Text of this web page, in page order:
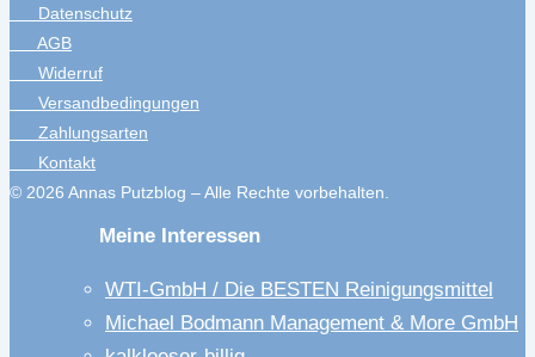
Datenschutz
AGB
Widerruf
Versandbedingungen
Zahlungsarten
Kontakt
© 2026 Annas Putzblog – Alle Rechte vorbehalten.
Meine Interessen
WTI-GmbH / Die BESTEN Reinigungsmittel
Michael Bodmann Management & More GmbH